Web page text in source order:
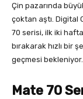
Çin pazarında
çoktan aştı. Digital
70 serisi, ilk iki
bırakarak hızlı bir
geçmesi bekleniyor.
Mate 70